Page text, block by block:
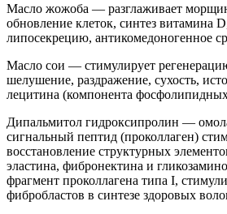
Масло жожоба — разглаживает
обновление клеток, синтез витамина
липосекрецию, антикомедоногенное
Масло сои — стимулирует
шелушение, раздражение, сухость,
лецитина (компонента
Дипальмитол гидроксипролин —
сигнальный пептид (проколлаген)
восстановление структурных
эластина, фибронектина и
фрагмент проколлагена типа I,
фибробластов в синтезе здоровых